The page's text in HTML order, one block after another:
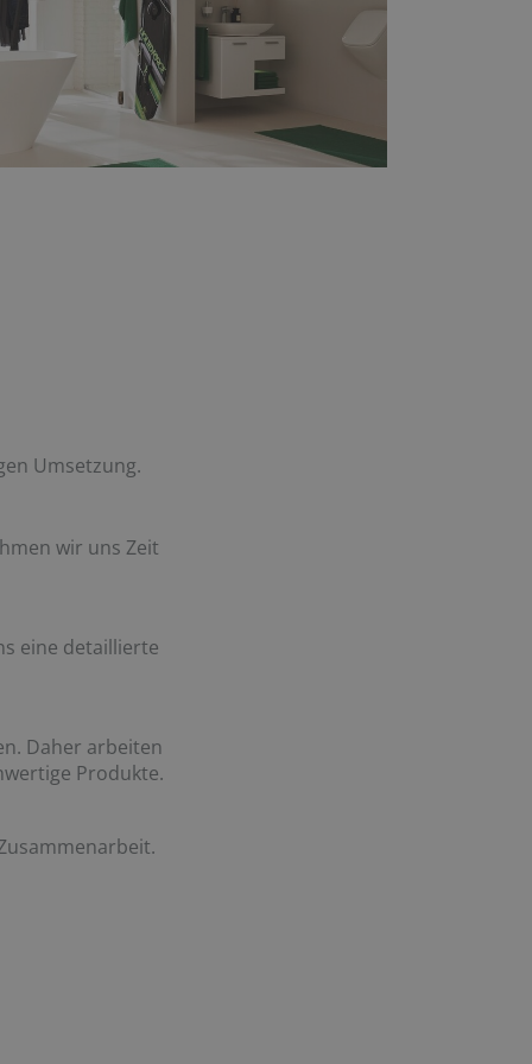
Umsetzung.
wir uns Zeit
eine detaillierte
Daher arbeiten
Produkte.